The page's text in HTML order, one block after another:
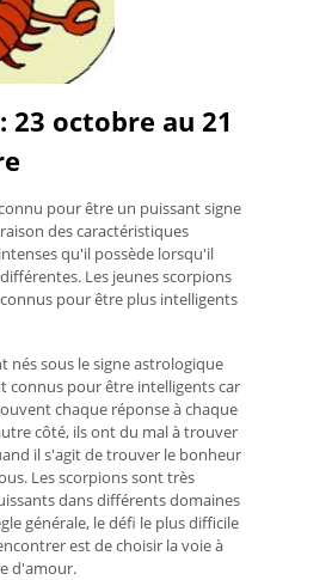
23 octobre au 21
pour être un puissant signe
des caractéristiques
qu'il possède lorsqu'il
Les jeunes scorpions
pour être plus intelligents
nés sous le signe astrologique
connus pour être intelligents car
chaque réponse à chaque
côté, ils ont du mal à trouver
il s'agit de trouver le bonheur
Les scorpions sont très
dans différents domaines
générale, le défi le plus difficile
est de choisir la voie à
d'amour.